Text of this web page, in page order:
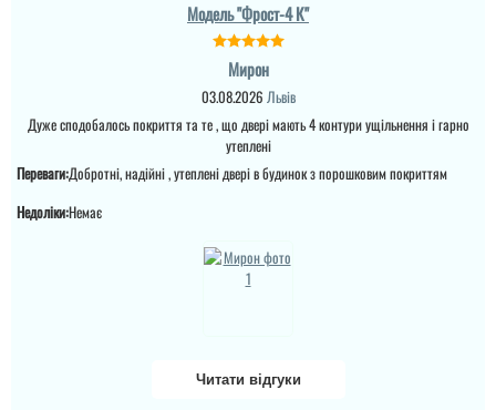
Модель "Фрост-4 К"
Мирон
03.08.2026 Львів
Дуже сподобалось покриття та те , що двері мають 4 контури ущільнення і гарно
утеплені
Переваги:Добротні, надійні , утеплені двері в будинок з порошковим покриттям
Недоліки:Немає
Читати відгуки